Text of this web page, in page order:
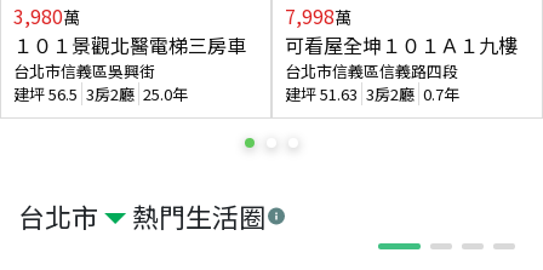
台北市 熱門生活圈
3,980萬
１０１景觀北醫電梯三房車
台北市信義區吳興街
建坪56.5 3房2廳 25.0年
7,998萬
可看屋全坤１０１Ａ１九樓
台北市信義區信義路四段
建坪51.63 3房2廳 0.7年